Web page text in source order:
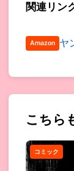
関連リン
Amazon ヤ
こちら
コミック